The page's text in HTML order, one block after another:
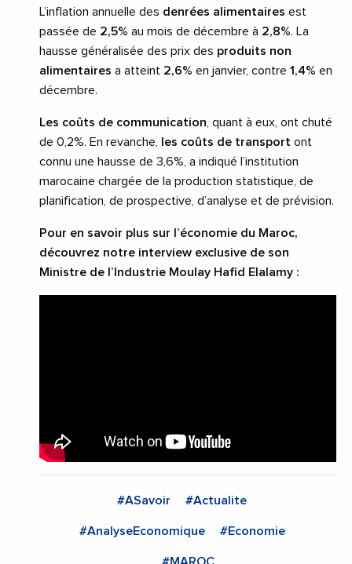
L’inflation annuelle des denrées alimentaires est
passée de 2,5% au mois de décembre à 2,8%. La
hausse généralisée des prix des produits non
alimentaires a atteint 2,6% en janvier, contre 1,4% en
décembre.
Les coûts de communication , quant à eux, ont chuté
de 0,2%. En revanche,
les coûts de transport ont
connu une hausse de 3,6%, a indiqué l’institution
marocaine chargée de la production statistique, de
planification, de prospective, d’analyse et de prévision.
Pour en savoir plus sur l’économie du Maroc,
découvrez notre interview exclusive de son
Ministre de l’Industrie Moulay Hafid Elalamy :
#ASavoir #Actualite
#AnalyseEconomique #Economie
#MAROC